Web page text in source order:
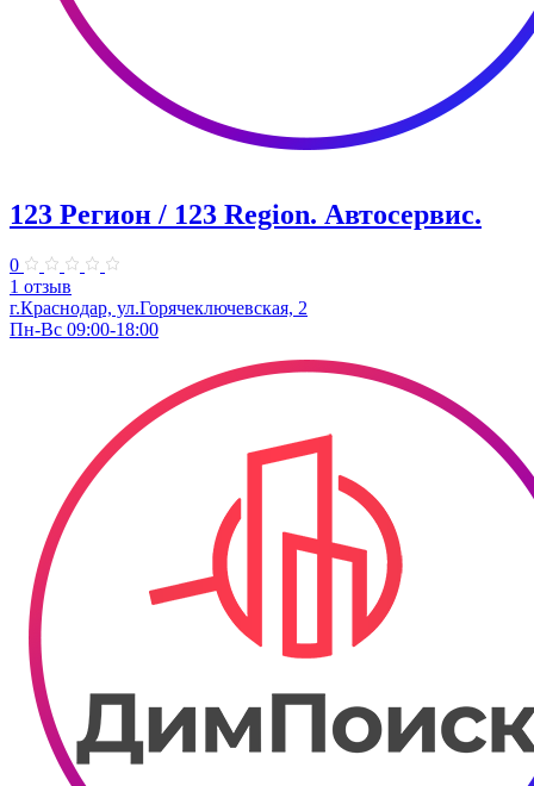
123 Регион / 123 Region. Автосервис.
0
1 отзыв
г.Краснодар, ул.Горячеключевская, 2
Пн-Вс 09:00-18:00